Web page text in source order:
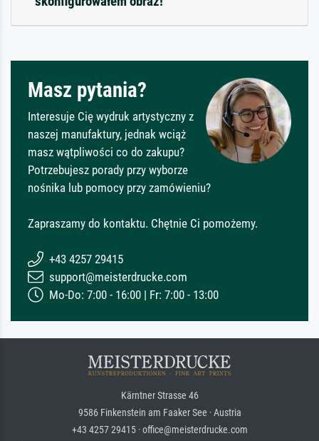
Masz pytania?
Interesuje Cię wydruk artystyczny z
naszej manufaktury, jednak wciąż
masz wątpliwości co do zakupu?
Potrzebujesz porady przy wyborze
nośnika lub pomocy przy zamówieniu?
Zapraszamy do kontaktu. Chętnie Ci pomożemy.
+43 4257 29415
support@meisterdrucke.com
Mo-Do: 7:00 - 16:00 | Fr: 7:00 - 13:00
Kärntner Strasse 46
9586 Finkenstein am Faaker See · Austria
+43 4257 29415 · office@meisterdrucke.com